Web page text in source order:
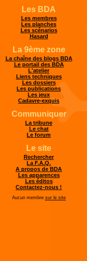
Les BDA
Les membres
Les planches
Les scénarios
Hasard
La 9ème zone
La chaîne des blogs BDA
Le portail des BDA
L'atelier
Liens techniques
Les dossiers
Les publications
Les jeux
Cadavre-exquis
Communiquer
La tribune
Le chat
Le forum
Le site
Rechercher
La F.A.Q.
A propos de BDA
Les apparences
Les éditos
Contactez-nous !
Aucun membre sur le site